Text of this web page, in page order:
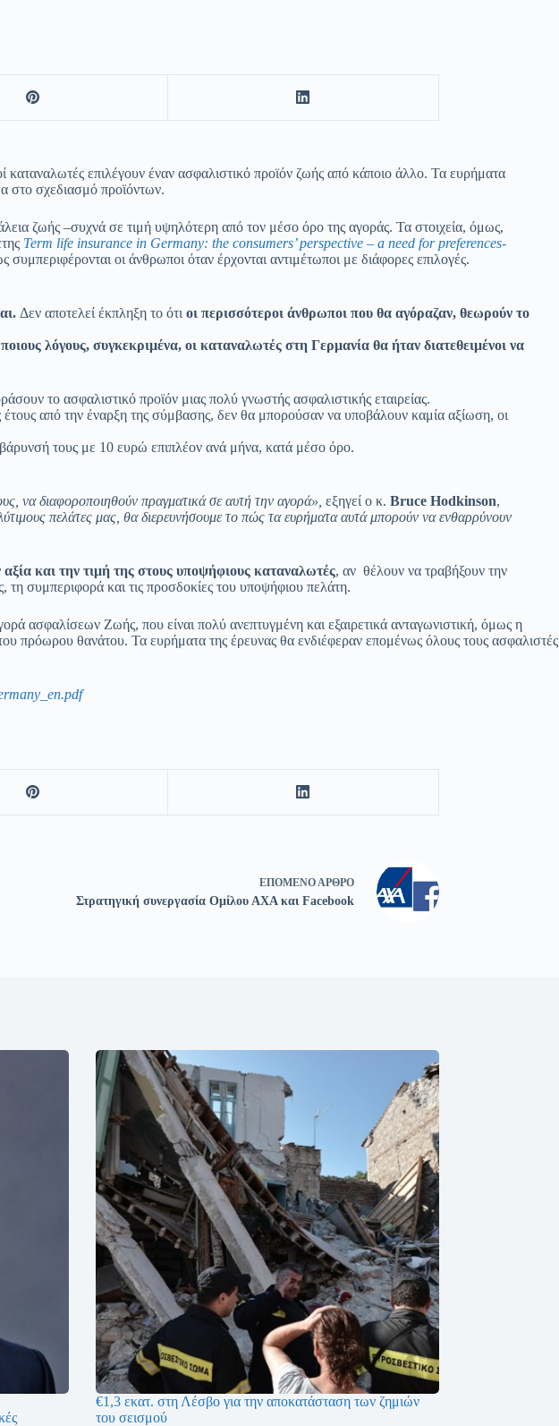
καταναλωτές επιλέγουν έναν ασφαλιστικό προϊόν ζωής από κάποιο άλλο. Τα ευρήματα
στο σχεδιασμό προϊόντων.
ζωής –συχνά σε τιμή υψηλότερη από τον μέσο όρο της αγοράς. Τα στοιχεία, όμως,
Term life insurance in Germany: the consumers’ perspective – a need for preferences-
οι άνθρωποι όταν έρχονται αντιμέτωποι με διάφορες επιλογές.
Δεν αποτελεί έκπληξη το ότι οι περισσότεροι άνθρωποι που θα αγόραζαν, θεωρούν το
ποιους λόγους, συγκεκριμένα, οι καταναλωτές στη Γερμανία θα ήταν διατεθειμένοι να
το ασφαλιστικό προϊόν μιας πολύ γνωστής ασφαλιστικής εταιρείας.
από την έναρξη της σύμβασης, δεν θα μπορούσαν να υποβάλουν καμία αξίωση, οι
τους με 10 ευρώ επιπλέον ανά μήνα, κατά μέσο όρο.
να διαφοροποιηθούν πραγματικά σε αυτή την αγορά», εξηγεί ο κ. Bruce Hodkinson,
πελάτες μας, θα διερευνήσουμε το πώς τα ευρήματα αυτά μπορούν να ενθαρρύνουν
και την τιμή της στους υποψήφιους καταναλωτές, αν θέλουν να τραβήξουν την
τη συμπεριφορά και τις προσδοκίες του υποψήφιου πελάτη.
ασφαλίσεων Ζωής, που είναι πολύ ανεπτυγμένη και εξαιρετικά ανταγωνιστική, όμως η
πρόωρου θανάτου. Τα ευρήματα της έρευνας θα ενδιέφεραν επομένως όλους τους ασφαλιστές
ΕΠΌΜΕΝΟΆΡΘΡΟ
Στρατηγική συνεργασία Ομίλου ΑΧΑ και Facebook
€1,3 εκατ. στη Λέσβο για την αποκατάσταση των ζημιών
του σεισμού